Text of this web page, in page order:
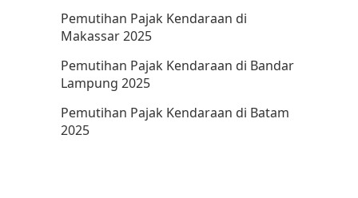
Pemutihan Pajak Kendaraan di
Makassar 2025
Pemutihan Pajak Kendaraan di Bandar
Lampung 2025
Pemutihan Pajak Kendaraan di Batam
2025